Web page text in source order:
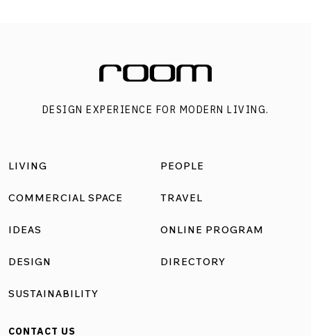
DESIGN EXPERIENCE FOR MODERN LIVING.
LIVING
COMMERCIAL SPACE
IDEAS
DESIGN
SUSTAINABILITY
PEOPLE
TRAVEL
ONLINE PROGRAM
DIRECTORY
CONTACT US